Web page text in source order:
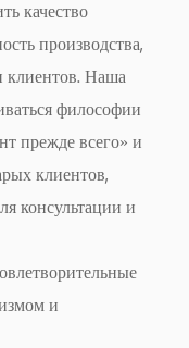
качество
производства,
клиентов. Наша
философии
прежде всего» и
клиентов,
консультации и
и